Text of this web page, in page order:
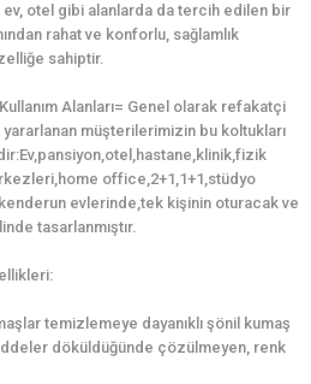
ev, otel gibi alanlarda da tercih edilen bir
rahat ve konforlu, sağlamlık
sahiptir.
Alanları= Genel olarak refakatçi
müşterilerimizin bu koltukları
office,2+1,1+1,stüdyo
evlerinde,tek kişinin oturacak ve
tasarlanmıştır.
temizlemeye dayanıklı şönil kumaş
döküldüğünde çözülmeyen, renk